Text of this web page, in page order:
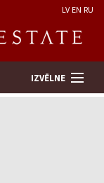
LV EN RU
IZVĒLNE